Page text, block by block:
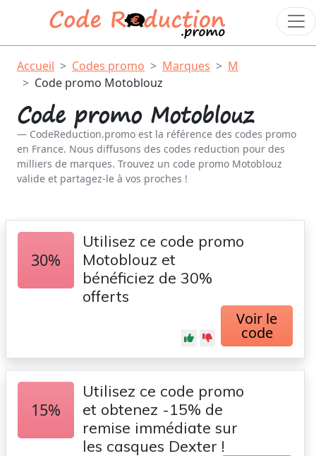
Accueil Codes promo Marques
M
Code promo Motoblouz
Code promo Motoblouz
CodeReduction.promo est la référence des codes promo
en France. Nous diffusons des codes reduction pour des
milliers de marques. Trouvez un code promo Motoblouz
valide et partagez-le à vos proches !
30%
Utilisez ce code promo
Motoblouz et
bénéficiez de 30%
offerts
Voir le
code
15%
Utilisez ce code promo
et obtenez -15% de
remise immédiate sur
les casques Dexter !